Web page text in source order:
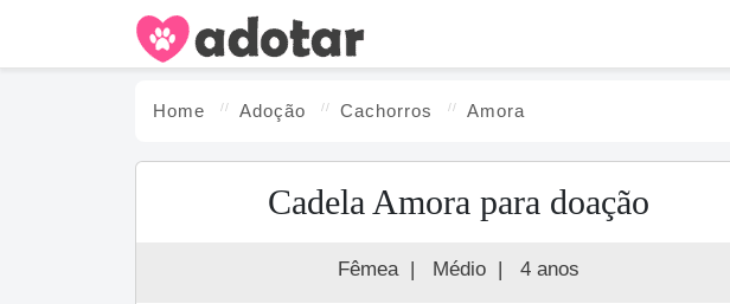
Home Adoção Cachorros Amora
Cadela Amora para doação
Fêmea | Médio | 4 anos